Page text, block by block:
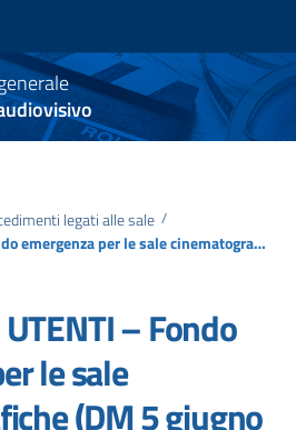
legati alle sale /
AVVISO AGLI UTENTI – Fondo emergenza per le sale cinematografiche (DM 5 giugno 2020): autorizzato il pagamento per parte dei beneficiari dell’allegato B del DD 25 agosto 2020
UTENTI – Fondo
le sale
(DM 5 giugno